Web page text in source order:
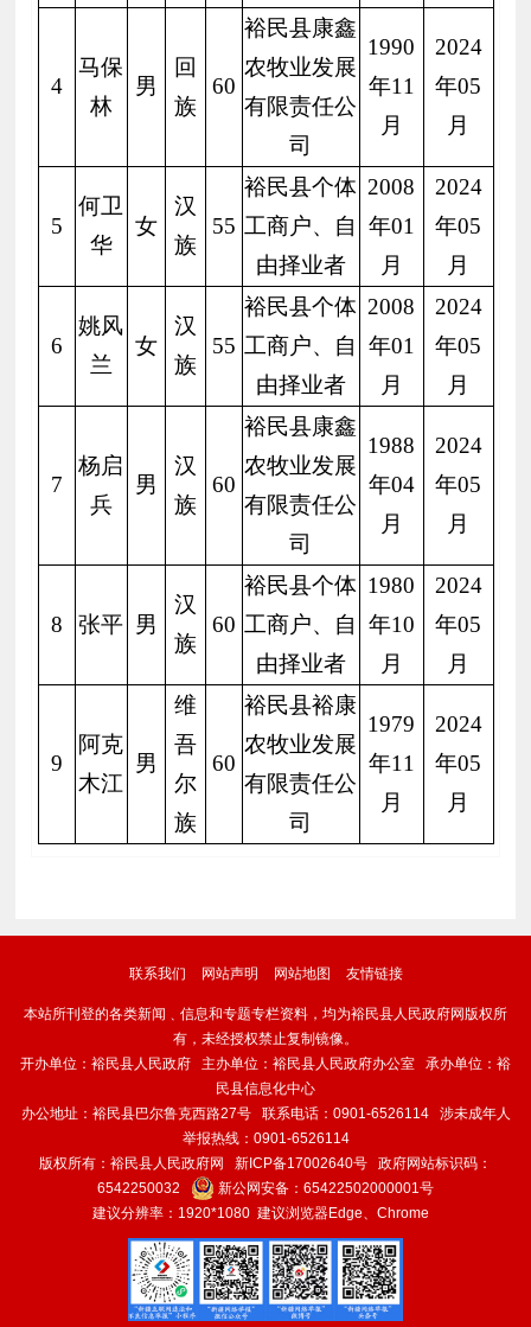
4
马保
林
男
回
族
60
裕民县康鑫
农牧业发展
有限责任公
司
1990
年11
月
2024
年05
月
5
何卫
华
女
汉
族
55
裕民县个体
工商户、自
由择业者
2008
年01
月
2024
年05
月
6
姚风
兰
女
汉
族
55
裕民县个体
工商户、自
由择业者
2008
年01
月
2024
年05
月
7
杨启
兵
男
汉
族
60
裕民县康鑫
农牧业发展
有限责任公
司
1988
年04
月
2024
年05
月
8 张平 男
汉
族
60
裕民县个体
工商户、自
由择业者
1980
年10
月
2024
年05
月
9
阿克
木江
男
维
吾
尔
族
60
裕民县裕康
农牧业发展
有限责任公
司
1979
年11
月
2024
年05
月
联系我们 网站声明 网站地图 友情链接
本站所刊登的各类新闻﹑信息和专题专栏资料，均为裕民县人民政府网版权所
有，未经授权禁止复制镜像。
开办单位：裕民县人民政府 主办单位：裕民县人民政府办公室 承办单位：裕
民县信息化中心
办公地址：裕民县巴尔鲁克西路27号 联系电话：0901-6526114 涉未成年人
举报热线：0901-6526114
版权所有：裕民县人民政府网 新ICP备17002640号 政府网站标识码：
6542250032
新公网安备： 65422502000001号
建议分辨率：1920*1080 建议浏览器Edge、Chrome